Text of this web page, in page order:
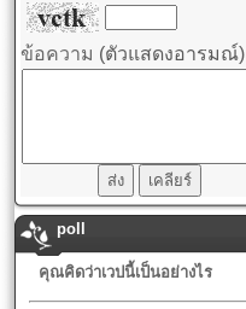
ข้อความ (ตัวแสดงอารมณ์)
poll
คุณคิดว่าเวปนี้เป็นอย่างไร